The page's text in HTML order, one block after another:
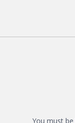
You must be